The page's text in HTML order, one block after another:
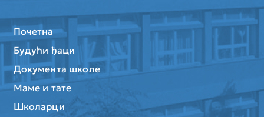
Почетна
Будући ђаци
Документа школе
Маме и тате
Школарци